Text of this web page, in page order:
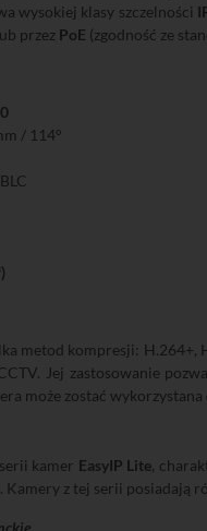
wysokiej klasy szczelności
przez PoE (zgodność ze
/ 114°
metod kompresji: H.264+,
Jej zastosowanie
może zostać
kamer EasyIP Lite,
Kamery z tej serii